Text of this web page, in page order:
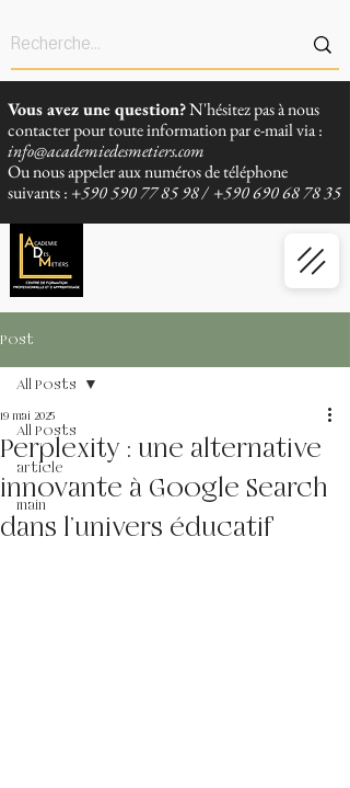
Vous avez une question?N'hésitez pas à nous
contacter pour toute information par e-mail via :
info@academiedesmetiers.com
Ou nous appeler aux numéros de téléphone
suivants : +590 590 77 85 98/+590 690 68 78 35
Post
All Posts
article
main
All Posts
Perplexity : une alternative
innovante à Google Search
dans l’univers éducatif
19 mai 2025